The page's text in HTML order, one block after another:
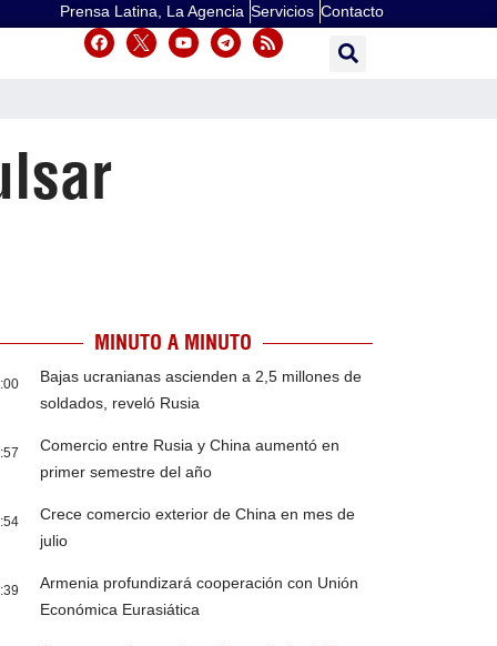
Prensa Latina, La Agencia Servicios Contacto
MINUTO A MINUTO
Bajas ucranianas ascienden a 2,5 millones de
soldados, reveló Rusia
Comercio entre Rusia y China aumentó en
primer semestre del año
Crece comercio exterior de China en mes de
julio
Armenia profundizará cooperación con Unión
Económica Eurasiática